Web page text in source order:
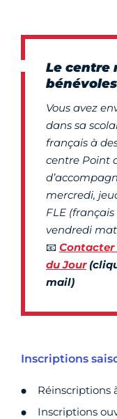
Le centre
Vous avez
dans sa
français à
centre Point
mercredi,
FLE
vendredi
📧 Contacter
du Jour
mail)
Inscriptions
Réinscriptions
Inscriptions